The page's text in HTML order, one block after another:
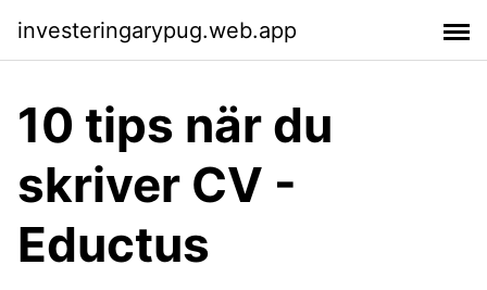
investeringarypug.web.app
10 tips när du
skriver CV -
Eductus